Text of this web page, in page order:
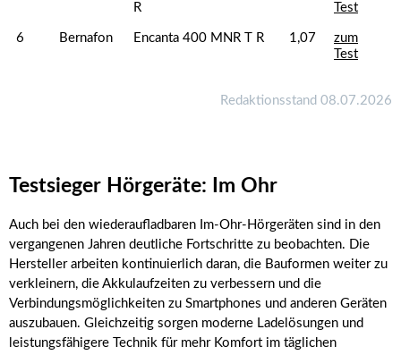
R
Test
6 Bernafon Encanta 400 MNR T R 1,07
zum
Test
Redaktionsstand 08.07.2026
Testsieger Hörgeräte: Im Ohr
Auch bei den wiederaufladbaren Im-Ohr-Hörgeräten sind in den
vergangenen Jahren deutliche Fortschritte zu beobachten. Die
Hersteller arbeiten kontinuierlich daran, die Bauformen weiter zu
verkleinern, die Akkulaufzeiten zu verbessern und die
Verbindungsmöglichkeiten zu Smartphones und anderen Geräten
auszubauen. Gleichzeitig sorgen moderne Ladelösungen und
leistungsfähigere Technik für mehr Komfort im täglichen